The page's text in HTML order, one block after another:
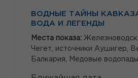
ВОДНЫЕ ТАЙНЫ
ВОДА И ЛЕГЕНДЫ
Места показа: Железноводск,
Чегет, источники Аушигер,
Балкария,
Медовые